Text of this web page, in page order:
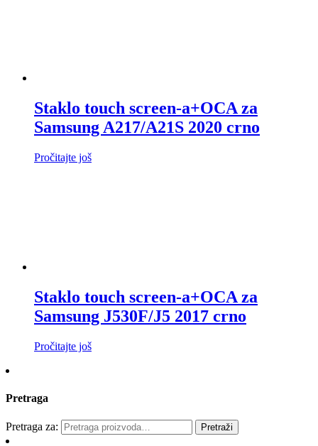
Staklo touch screen-a+OCA za
Samsung A217/A21S 2020 crno
Pročitajte još
Staklo touch screen-a+OCA za
Samsung J530F/J5 2017 crno
Pročitajte još
Pretraga
Pretraga za: Pretraži